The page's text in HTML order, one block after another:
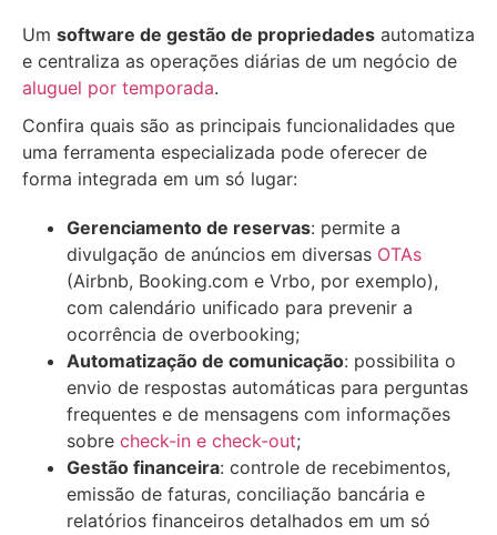
Um software de gestão de propriedades automatiza
e centraliza as operações diárias de um negócio de
aluguel por temporada.
Confira quais são as principais funcionalidades que
uma ferramenta especializada pode oferecer de
forma integrada em um só lugar:
Gerenciamento de reservas: permite a
divulgação de anúncios em diversas OTAs
(Airbnb, Booking.com e Vrbo, por exemplo),
com calendário unificado para prevenir a
ocorrência de overbooking;
Automatização de comunicação: possibilita o
envio de respostas automáticas para perguntas
frequentes e de mensagens com informações
sobre check-in e check-out;
Gestão financeira: controle de recebimentos,
emissão de faturas, conciliação bancária e
relatórios financeiros detalhados em um só